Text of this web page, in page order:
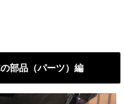
部品（パーツ）編